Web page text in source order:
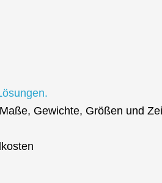
Gewichte, Größen und